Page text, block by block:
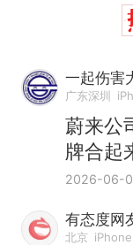
一起伤害
广东深圳
蔚来公
牌合起
2026-06-
有态度网
北京